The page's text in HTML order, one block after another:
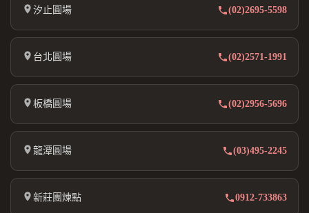
汐止圓場 (02)2695-5598
台北圓場 (02)2571-1991
板橋圓場 (02)2956-5696
龍潭圓場 (03)495-2245
新莊團煉點 0912-733863